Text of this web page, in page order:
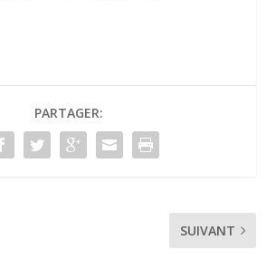
dI
n
e
n
dl
er
PARTAGER:
SUIVANT